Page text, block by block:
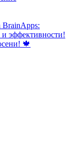
BrainApps:
и эффективности!
🍁